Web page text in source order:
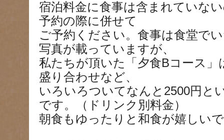
宿泊料金に食事は含まれていな
予約の際に併せて
ご予約ください。食事は食堂で
写真が載っていますが、
私たちが頂いた「夕食Bコース
盛り合わせなど、
いろいろついてなんと2500円と
です。（ドリンク別料金）
朝食もゆったりと和食が嬉しい